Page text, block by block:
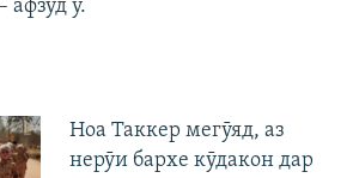
афзуд ӯ.
Ноа Таккер мегӯяд, аз
нерӯи бархе кӯдакон дар